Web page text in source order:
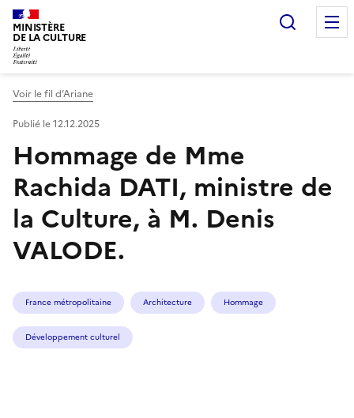
MINISTÈRE
DE LA CULTURE
Voir le fil d’Ariane
Hommage de Mme
Rachida DATI, ministre de
la Culture, à M. Denis
VALODE.
Publié le 12.12.2025
France métropolitaine Architecture Hommage
Développement culturel